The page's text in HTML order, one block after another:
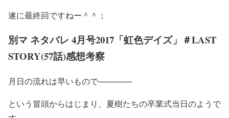
遂に最終回ですねー＾＾；
別マ ネタバレ 4月号2017「虹色デイズ」＃LAST
STORY(57話)感想考察
月日の流れは早いもので──────
という冒頭からはじまり、夏樹たちの卒業式当日のようで